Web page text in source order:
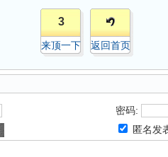
3
来顶一下 返回首页
密码:
匿名发